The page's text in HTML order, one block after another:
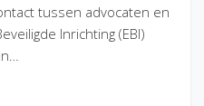
tussen advocaten en
Inrichting (EBI)